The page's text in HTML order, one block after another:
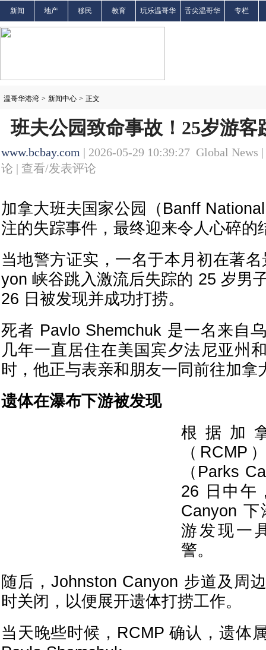
新闻 地产 移民 教育 玩乐温哥华 舌尖温哥华 专栏
温哥华港湾 > 新闻中心 > 正文
班夫公园致命事故！25岁游客
www.bcbay.com | 2026-05-29 10:39:27 Global News |
论 | 查看/发表评论
加拿大班夫国家公园（Banff
注的失踪事件，最终迎来令人心碎的
当地警方证实，一名于本月初在著
yon 峡谷跳入激流后失踪的 25 岁男
26 日被发现并成功打捞。
死者 Pavlo Shemchuk 是一名来自
几年一直居住在美国宾夕法尼亚州
时，他正与表亲和朋友一同前往加拿
遗体在瀑布下游被发现
根据加
（RCMP
（Parks
26 日中午
Canyon
游发现一
警。
随后，Johnston Canyon 步道及周
时关闭，以便展开遗体打捞工作。
当天晚些时候，RCMP 确认，遗体